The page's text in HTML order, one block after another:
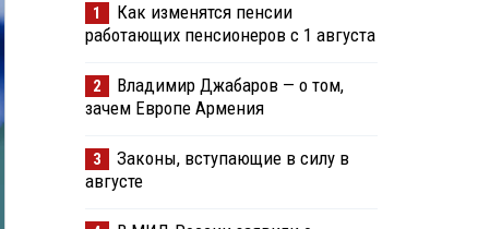
1
Как изменятся пенсии
работающих пенсионеров с 1 августа
2
Владимир Джабаров — о том,
зачем Европе Армения
3
Законы, вступающие в силу в
августе